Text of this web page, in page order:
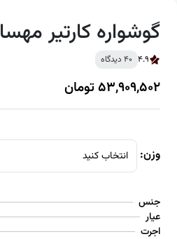
گوشواره کارتیر مهسا
4.9 40 دیدگاه
53,909,502 تومان
وزن: انتخاب کنید
جنس
عیار
اجرت